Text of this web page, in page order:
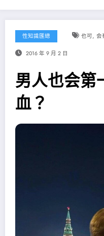
性知識匯總 也可, 会
2016 年 9 月 2 日
男人也会第
血？